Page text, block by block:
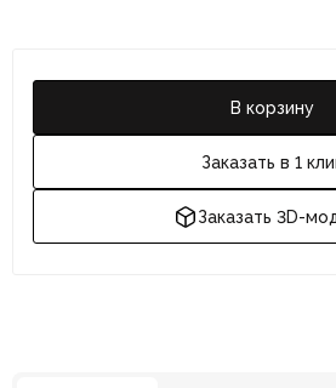
В корзину
Заказать в 1
Заказать 3D-